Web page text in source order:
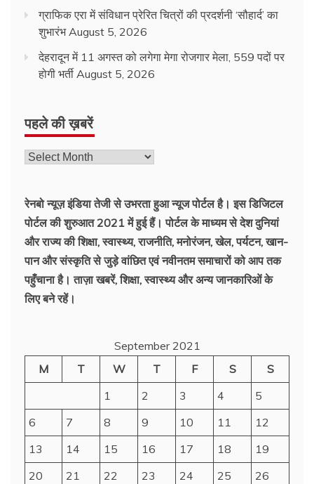
ग्राफिक एरा में संविधान प्रेरित चित्रों की प्रदर्शनी ‘सौहार्द’ का
शुभारंभ August 5, 2026
देहरादून में 11 अगस्त को लगेगा मेगा रोजगार मेला, 559 पदों पर
होगी भर्ती August 5, 2026
पहले की ख़बरें
रेनबो न्यूज़ इंडिया तेजी से उभरता हुआ न्‍यूज पोर्टल है। इस डिजिटल
पोर्टल की शुरुआत 2021 में हुई हैं। पोर्टल के माध्यम से देश दुनियां
और राज्य की शिक्षा, स्वास्थ्य, राजनीति, मनोरंजन, खेल, पर्यटन, खान-
पान और संस्कृति से जुड़े वांछित एवं नवीनतम समाचारों को आप तक
पहुँचाना है। ताज़ा खबरें, शिक्षा, स्वास्थ्य और अन्य जानकारिओं के
लिए बने रहें।
September 2021
M
T W T F S
S
1
2 3 4
5
6
7 8 9 10 11
12
13
14 15 16 17 18
19
20
21 22 23 24 25
26